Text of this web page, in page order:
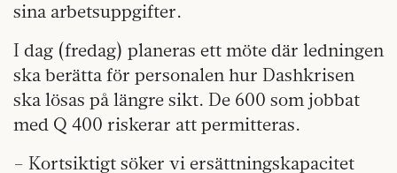
sina arbetsuppgifter.
I dag (fredag) planeras ett möte där ledningen
ska berätta för personalen hur Dashkrisen
ska lösas på längre sikt. De 600 som jobbat
med Q 400 riskerar att permitteras.
– Kortsiktigt söker vi ersättningskapacitet